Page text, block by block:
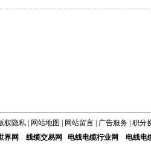
权隐私| 网站地图 网站留言| 广告服务| 积分
界网 线缆交易网 电线电缆行业网
电线电